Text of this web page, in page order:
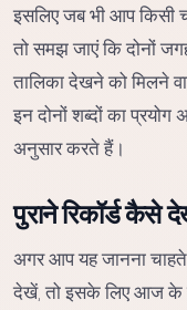
इसलिए जब भी आप किसी
तो समझ जाएं कि दोनों
तालिका देखने को मिलने
इन दोनों शब्दों का
अनुसार करते हैं।
पुराने रिकॉर्ड कैसे
अगर आप यह जानना चाहते
देखें, तो इसके लिए आज के